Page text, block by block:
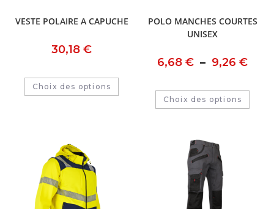
VESTE POLAIRE A CAPUCHE
30,18 €
Choix des options
POLO MANCHES COURTES
UNISEX
6,68 € – 9,26 €
Choix des options